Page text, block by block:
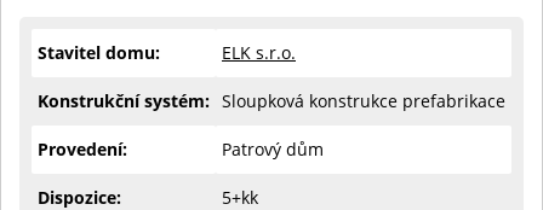
Stavitel domu: ELK s.r.o.
Konstrukční systém: Sloupková konstrukce prefabrikace
Provedení: Patrový dům
Dispozice: 5+kk